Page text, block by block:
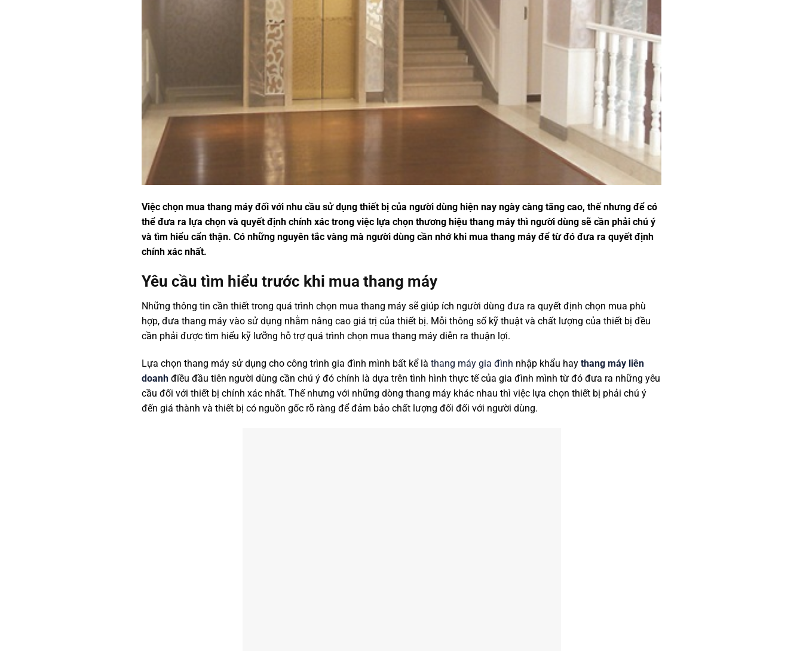
Việc chọn mua thang máy đối với nhu cầu sử dụng thiết bị của người dùng hiện nay ngày càng tăng cao, thế nhưng để có
thể đưa ra lựa chọn và quyết định chính xác trong việc lựa chọn thương hiệu thang máy thì người dùng sẽ cần phải chú ý
và tìm hiểu cẩn thận. Có những nguyên tắc vàng mà người dùng cần nhớ khi mua thang máy để từ đó đưa ra quyết định
chính xác nhất.
Yêu cầu tìm hiểu trước khi mua thang máy
Những thông tin cần thiết trong quá trình chọn mua thang máy sẽ giúp ích người dùng đưa ra quyết định chọn mua phù
hợp, đưa thang máy vào sử dụng nhằm nâng cao giá trị của thiết bị. Mỗi thông số kỹ thuật và chất lượng của thiết bị đều
cần phải được tìm hiểu kỹ lưỡng hỗ trợ quá trình chọn mua thang máy diễn ra thuận lợi.
Lựa chọn thang máy sử dụng cho công trình gia đình mình bất kể là thang máy gia đình nhập khẩu hay thang máy liên
doanh điều đầu tiên người dùng cần chú ý đó chính là dựa trên tình hình thực tế của gia đình mình từ đó đưa ra những yêu
cầu đối với thiết bị chính xác nhất. Thế nhưng với những dòng thang máy khác nhau thì việc lựa chọn thiết bị phải chú ý
đến giá thành và thiết bị có nguồn gốc rõ ràng để đảm bảo chất lượng đối đối với người dùng.